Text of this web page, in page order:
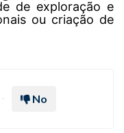
de exploração e
ou criação de
No